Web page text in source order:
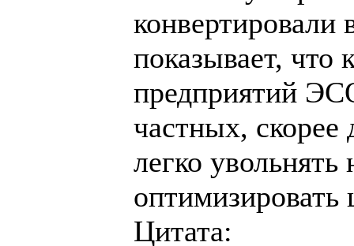
конвертировали
показывает, что
предприятий
частных, скорее
легко
оптимизировать
Цитата: